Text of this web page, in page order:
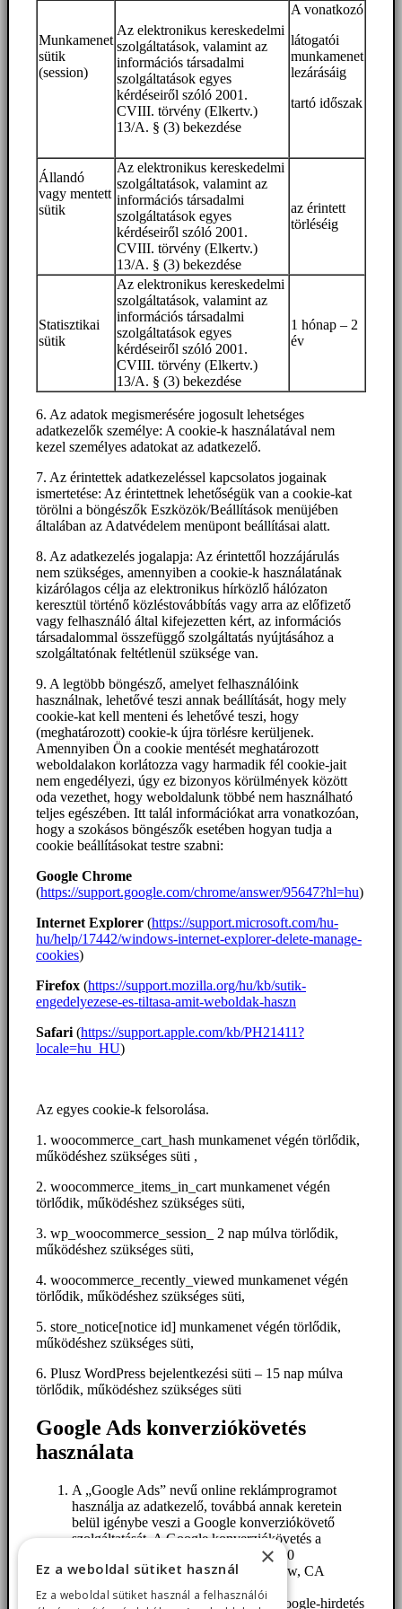
Munkamenet
sütik
(session)
Az elektronikus kereskedelmi
szolgáltatások, valamint az
információs társadalmi
szolgáltatások egyes
kérdéseiről szóló 2001.
CVIII. törvény (Elkertv.)
13/A. § (3) bekezdése
A vonatkozó
látogatói
munkamenet
lezárásáig
tartó időszak
Állandó
vagy mentett
sütik
Az elektronikus kereskedelmi
szolgáltatások, valamint az
információs társadalmi
szolgáltatások egyes
kérdéseiről szóló 2001.
CVIII. törvény (Elkertv.)
13/A. § (3) bekezdése
az érintett
törléséig
Statisztikai
sütik
Az elektronikus kereskedelmi
szolgáltatások, valamint az
információs társadalmi
szolgáltatások egyes
kérdéseiről szóló 2001.
CVIII. törvény (Elkertv.)
13/A. § (3) bekezdése
1 hónap – 2
év
6. Az adatok megismerésére jogosult lehetséges
adatkezelők személye: A cookie-k használatával nem
kezel személyes adatokat az adatkezelő.
7. Az érintettek adatkezeléssel kapcsolatos jogainak
ismertetése: Az érintettnek lehetőségük van a cookie-kat
törölni a böngészők Eszközök/Beállítások menüjében
általában az Adatvédelem menüpont beállításai alatt.
8. Az adatkezelés jogalapja: Az érintettől hozzájárulás
nem szükséges, amennyiben a cookie-k használatának
kizárólagos célja az elektronikus hírközlő hálózaton
keresztül történő közléstovábbítás vagy arra az előfizető
vagy felhasználó által kifejezetten kért, az információs
társadalommal összefüggő szolgáltatás nyújtásához a
szolgáltatónak feltétlenül szüksége van.
9. A legtöbb böngésző, amelyet felhasználóink
használnak, lehetővé teszi annak beállítását, hogy mely
cookie-kat kell menteni és lehetővé teszi, hogy
(meghatározott) cookie-k újra törlésre kerüljenek.
Amennyiben Ön a cookie mentését meghatározott
weboldalakon korlátozza vagy harmadik fél cookie-jait
nem engedélyezi, úgy ez bizonyos körülmények között
oda vezethet, hogy weboldalunk többé nem használható
teljes egészében. Itt talál információkat arra vonatkozóan,
hogy a szokásos böngészők esetében hogyan tudja a
cookie beállításokat testre szabni:
Google Chrome
(https://support.google.com/chrome/answer/95647?hl=hu)
Internet Explorer (https://support.microsoft.com/hu-
hu/help/17442/windows-internet-explorer-delete-manage-
cookies)
Firefox (https://support.mozilla.org/hu/kb/sutik-
engedelyezese-es-tiltasa-amit-weboldak-haszn
Safari (https://support.apple.com/kb/PH21411?
locale=hu_HU)
Az egyes cookie-k felsorolása.
1. woocommerce_cart_hash munkamenet végén törlődik,
működéshez szükséges süti ,
2. woocommerce_items_in_cart munkamenet végén
törlődik, működéshez szükséges süti,
3. wp_woocommerce_session_ 2 nap múlva törlődik,
működéshez szükséges süti,
4. woocommerce_recently_viewed munkamenet végén
törlődik, működéshez szükséges süti,
5. store_notice[notice id] munkamenet végén törlődik,
működéshez szükséges süti,
6. Plusz WordPress bejelentkezési süti – 15 nap múlva
törlődik, működéshez szükséges süti
Google Ads konverziókövetés
használata
A „Google Ads” nevű online reklámprogramot
használja az adatkezelő, továbbá annak keretein
belül igénybe veszi a Google konverziókövető
szolgáltatását. A Google konverziókövetés a
Google Inc. elemző szolgáltatása (1600
Amphitheatre Parkway, Mountain View, CA
94043, USA; „Google“).
Amikor Felhasználó egy weboldalt Google-hirdetés
×
Ez a weboldal sütiket használ
Ez a weboldal sütiket használ a felhasználói